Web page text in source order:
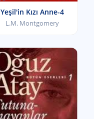
Yeşil'in Kızı Anne-4
L.M. Montgomery